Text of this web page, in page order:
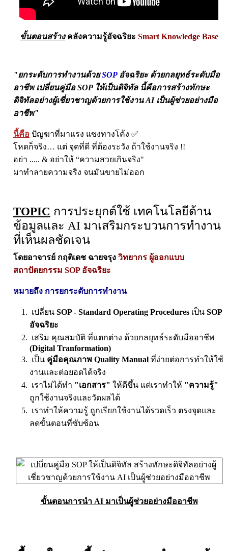
ขั้นตอนสร้างคลังความรู้อัจฉริยะ Smart Knowledge Base
"ยกระดับการทำงานด้วยSOPอัจฉริยะ ด้วยกลยุทธ์ระดับมือ
อาชีพ เปลี่ยนคู่มือ SOP ให้เป็นดิจิทัล นี้คือการสร้างทักษะ
ดิจิทัลอย่างผู้เชี่ยวชาญด้วยการใช้งาน AI เป็นผู้ช่วยอย่างมือ
อาชีพ"
นี้คือ ปัญฆาที่มาแรง แซงทางโค้ง ✅
โหดก็จริง… แต่ จุดที่ดี ที่ต้องระวัง ถ้าใช้งานจริง !!
อย่า ..... & อย่าให้ “ความสวยเกินจริง"
มาทำลายความจริง จนมันขายไม่ออก
TOPIC การประยุกต์ใช้ เทคโนโลยีด้าน
ข้อมูลและ AI มาเสริมกระบวนการทำงาน
ที่เห็นผลชัดเจน
โดยอาจารย์ กฤติเดช ฉายจรุง วิทยากร ผู้ออกแบบ
สถาปัตยกรรม SOP อัจฉริยะ
หมายถึง การยกระดับการทำงาน
เปลี่ยน SOP - Standard Operating Procedures เป็น SOP
อัจฉริยะ
เสริม คุณสมบัติ ที่แตกต่าง ด้วยกลยุทธ์ระดับมืออาชีพ
(Digital Tranformation)
เป็น คู่มือคุณภาพ Quality Manual ที่ง่ายต่อการทำให้ใช้
งานและต่อยอดได้จริง
เราไม่ได้ทำ "เอกสาร" ให้ดีขึ้น แต่เราทำให้ "ความรู้"
ถูกใช้งานจริงและวัดผลได้
เราทำให้ความรู้ ถูกเรียกใช้งานได้รวดเร็ว ตรงจุดและ
ลดขั้นตอนที่ซับซ้อน
ขั้นตอนการนำ AI มาเป็นผู้ช่วยอย่างมืออาชีพ